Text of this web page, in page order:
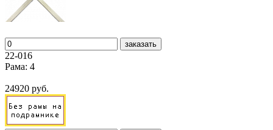
заказать
22-016
Рама: 4
24920 руб.